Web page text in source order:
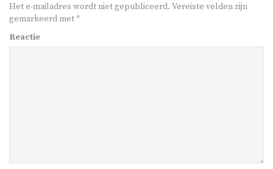
Het e-mailadres wordt niet gepubliceerd. Vereiste velden zijn
gemarkeerd met*
Reactie